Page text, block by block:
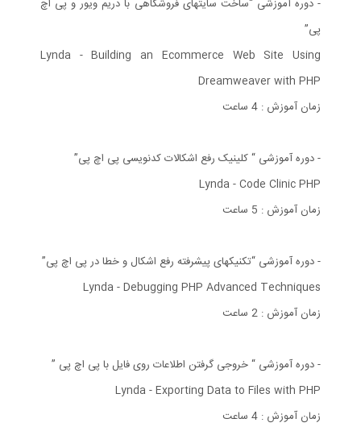
- دوره آموزشی “ساخت سایتهای فروشگاهی با دریم ویور و پی اچ
پی”
Lynda - Building an Ecommerce Web Site Using
Dreamweaver with PHP
زمان آموزش : 4 ساعت
- دوره آموزشی “ کلینیک رفع اشکالات کدنویسی پی اچ پی”
Lynda - Code Clinic PHP
زمان آموزش : 5 ساعت
- دوره آموزشی “تکنیکهای پیشرفته رفع اشکال و خطا در پی اچ پی”
Lynda - Debugging PHP Advanced Techniques
زمان آموزش : 2 ساعت
- دوره آموزشی “ خروجی گرفتن اطلاعات روی فایل با پی اچ پی ”
Lynda - Exporting Data to Files with PHP
زمان آموزش : 4 ساعت